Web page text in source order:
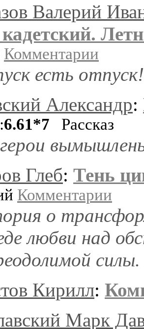
Валерий
Комментарии
есть
Александр:
6.61*7 Рассказ
Глеб: Тень
Комментарии
о
любви над
Кирилл:
Марк